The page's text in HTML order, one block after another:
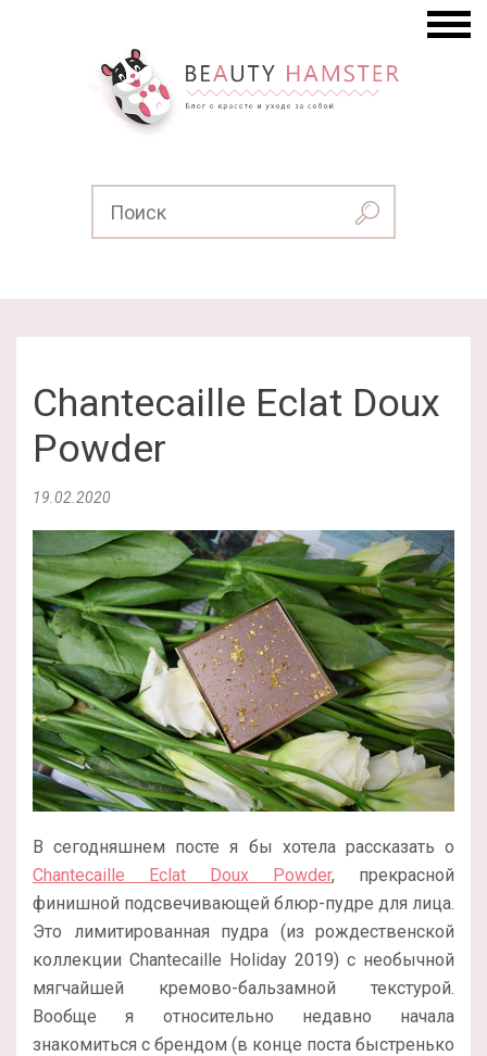
Chantecaille Eclat Doux
Powder
19.02.2020
В сегодняшнем посте я бы хотела рассказать о
Chantecaille Eclat Doux Powder, прекрасной
финишной подсвечивающей блюр-пудре для лица.
Это лимитированная пудра (из рождественской
коллекции Chantecaille Holiday 2019) с необычной
мягчайшей кремово-бальзамной текстурой.
Вообще я относительно недавно начала
знакомиться с брендом (в конце поста быстренько